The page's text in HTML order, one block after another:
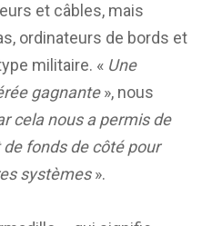
et câbles, mais
ordinateurs de bords et
militaire. « Une
gagnante», nous
cela nous a permis de
fonds de côté pour
systèmes».